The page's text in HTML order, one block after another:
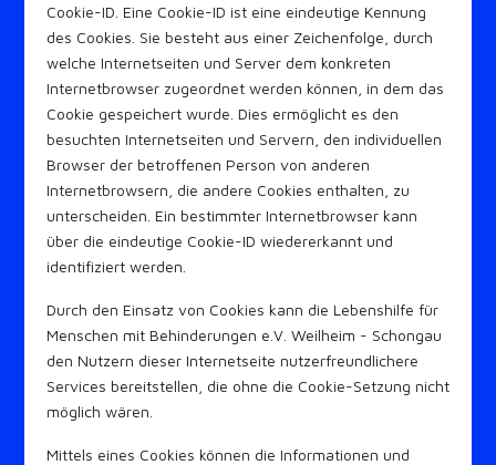
Cookie-ID. Eine Cookie-ID ist eine eindeutige Kennung
des Cookies. Sie besteht aus einer Zeichenfolge, durch
welche Internetseiten und Server dem konkreten
Internetbrowser zugeordnet werden können, in dem das
Cookie gespeichert wurde. Dies ermöglicht es den
besuchten Internetseiten und Servern, den individuellen
Browser der betroffenen Person von anderen
Internetbrowsern, die andere Cookies enthalten, zu
unterscheiden. Ein bestimmter Internetbrowser kann
über die eindeutige Cookie-ID wiedererkannt und
identifiziert werden.
Durch den Einsatz von Cookies kann die Lebenshilfe für
Menschen mit Behinderungen e.V. Weilheim - Schongau
den Nutzern dieser Internetseite nutzerfreundlichere
Services bereitstellen, die ohne die Cookie-Setzung nicht
möglich wären.
Mittels eines Cookies können die Informationen und